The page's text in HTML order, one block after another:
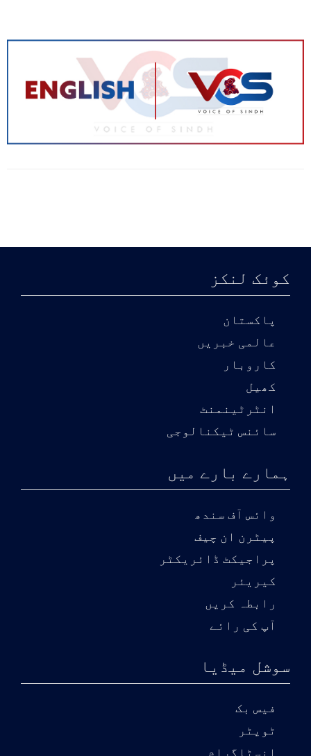
کوئک لنکز
پاکستان
عالمی خبریں
کاروبار
کھیل
انٹرٹینمنٹ
سائنس ٹیکنالوجی
ہمارے بارے میں
وائس آف سندھ
پیٹرن ان چیف
پراجیکٹ ڈائریکٹر
کیریئر
رابطہ کریں
آپ کی رائے
سوشل میڈیا
فیس بک
ٹویٹر